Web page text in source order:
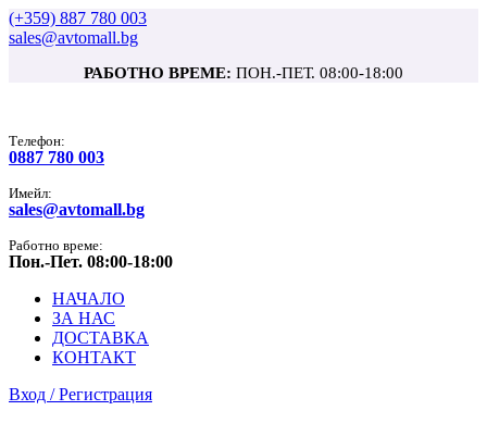
(+359) 887 780 003
sales@avtomall.bg
РАБОТНО ВРЕМЕ: ПОН.-ПЕТ. 08:00-18:00
Tелефон:
0887 780 003
Имейл:
sales@avtomall.bg
Работно време:
Пон.-Пет. 08:00-18:00
НАЧАЛО
ЗА НАС
ДОСТАВКА
КОНТАКТ
Вход / Регистрация